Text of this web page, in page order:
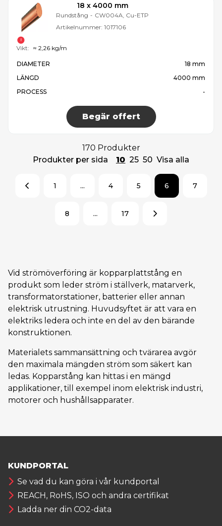
18 x 4000 mm
Rundstång - CW004A, Cu-ETP
Artikelnummer: 1017106
DIAMETER
18 mm
LÄNGD
4000 mm
PROCESS
-
Begär offert
Vikt: ≈ 2,26 kg/m
170 Produkter
Produkter per sida
10 25 50 Visa alla
1 ... 4 5 6 7
8 ... 17
Vid strömöverföring är kopparplattstång en
produkt som leder ström i ställverk, matarverk,
transformatorstationer, batterier eller annan
elektrisk utrustning. Huvudsyftet är att vara en
elektriks ledera och inte en del av den bärande
konstruktionen.
Materialets sammansättning och tvärarea avgör
den maximala mängden ström som säkert kan
ledas. Kopparstång kan hittas i en mängd
applikationer, till exempel inom elektrisk industri,
motorer och hushållsapparater.
KUNDPORTAL
Se vad du kan göra i vår kundportal
REACH, RoHS, ISO och andra certifikat
Ladda ner din CO2-data